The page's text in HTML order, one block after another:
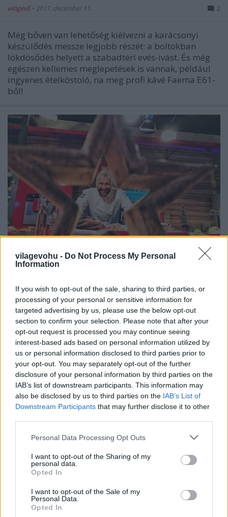
vilagevohu - Do Not Process My Personal
Information
If you wish to opt-out of the sale, sharing to third parties, or
processing of your personal or sensitive information for
targeted advertising by us, please use the below opt-out
section to confirm your selection. Please note that after your
opt-out request is processed you may continue seeing
interest-based ads based on personal information utilized by
us or personal information disclosed to third parties prior to
your opt-out. You may separately opt-out of the further
disclosure of your personal information by third parties on the
IAB’s list of downstream participants. This information may
also be disclosed by us to third parties on the IAB’s List of
Downstream Participants that may further disclose it to other
Please note that this website/app uses one or more Google
not limited to your visit or usage behaviour. You may click to
grant or deny consent to Google and its third-party tags to
use your data for below specified purposes in below Google
consent section.
Personal Data Processing Opt Outs
I want to opt-out of the Sharing of my
personal data.
Opted In
I want to opt-out of the Sale of my
Personal Data.
Opted In
világevő • 2017. december 11. 2
Még bőven van lehetőség kiélvezni a karácsonyi
készülődés messze legjobb részét: a boltokban
lökdösődés helyett a szabadtéri evés-ivást. És még
egészen kellemes meglepetések is vannak, például
ingyenes ételkóstoló, na meg profi kávé Faema E61-
ből!
Melyik a legjobb karácsonyi recept a
régióban?
világevő•2016. november 29.
4 részes karácsonyi főzős sorozat indul a TLC-n
november 30-án, Magyarországot én képviselem,
szavazni is lehet, hogy magyar recept nyerjen!